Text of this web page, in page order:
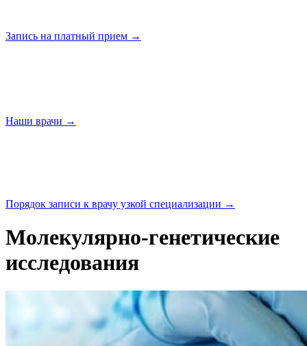
Запись на платный прием →
Наши врачи →
Порядок записи к врачу узкой специализации →
Молекулярно-генетические
исследования